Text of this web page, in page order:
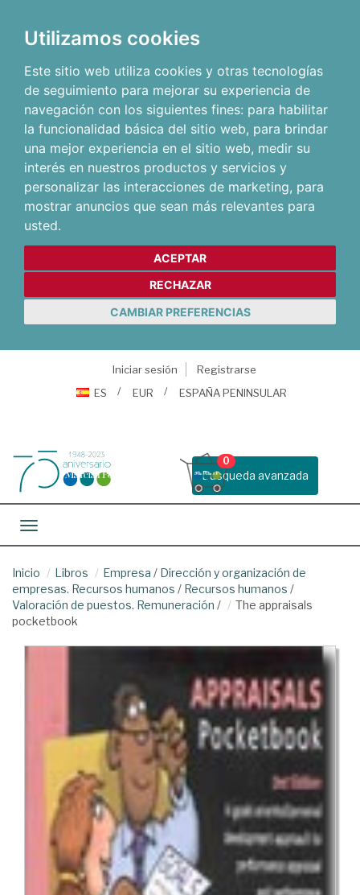
Utilizamos cookies
Este sitio web utiliza cookies y otras tecnologías
de seguimiento para mejorar su experiencia de
navegación con los siguientes fines: para habilitar
la funcionalidad básica del sitio web, para brindar
una mejor experiencia en el sitio web, medir su
interés en nuestros productos y servicios y
personalizar las interacciones de marketing, para
mostrar anuncios que sean más relevantes para
usted.
ACEPTAR
RECHAZAR
CAMBIAR PREFERENCIAS
Iniciar sesión
Registrarse
ES
EUR ESPAÑA PENINSULAR
Busqueda avanzada
0
Toggle navigation
Inicio Libros Empresa / Dirección y organización de
empresas. Recursos humanos / Recursos humanos /
Valoración de puestos. Remuneración /
The appraisals
pocketbook